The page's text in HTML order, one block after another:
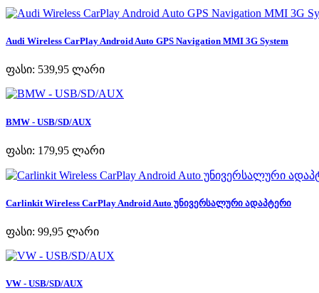
Audi Wireless CarPlay Android Auto GPS Navigation MMI 3G System
ფასი: 539,95 ლარი
BMW - USB/SD/AUX
ფასი: 179,95 ლარი
Carlinkit Wireless CarPlay Android Auto უნივერსალური ადაპტერი
ფასი: 99,95 ლარი
VW - USB/SD/AUX